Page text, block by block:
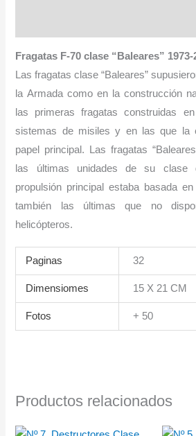
Fragatas F-70 clase “Baleares” 1973-
Las fragatas clase “Baleares”
la Armada como en la construcción
las primeras fragatas construidas
sistemas de misiles y en las que la
papel principal. Las fragatas
las últimas unidades de su clase
propulsión principal estaba basada
también las últimas que no
helicópteros.
Paginas 32
Dimensiomes 15 X 21 CM
Fotos + 50
Productos relacionados